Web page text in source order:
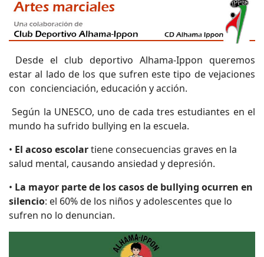
Desde el club deportivo Alhama-Ippon queremos
estar al lado de los que sufren este tipo de vejaciones
con concienciación, educación y acción.
Según la UNESCO, uno de cada tres estudiantes en el
mundo ha sufrido bullying en la escuela.
• El acoso escolartiene consecuencias graves en la
salud mental, causando ansiedad y depresión.
• La mayor parte de los casos de bullying ocurren en
silencio: el 60% de los niños y adolescentes que lo
sufren no lo denuncian.